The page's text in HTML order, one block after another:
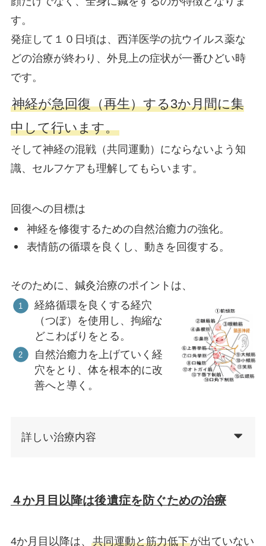
す。
発症して１０日頃は、西洋医学の抗ウイルス薬な
どの治療が終わり、外見上の症状が一番ひどい時
です。
神経が急回復（再生）する3か月間に集
中して行います。
そして神経の混戦（共同運動）にならないよう知
識、セルフケアも理解してもらいます。
回復への目標は
神経を修復するための自然治癒力の強化。
表情筋の循環を良くし、動きを回復する。
そのために、鍼灸治療のポイントは、
経絡循環を良くする経穴
（つぼ）を使用し、拘縮な
どこわばりをとる。
自然治癒力を上げていく経
穴をとり、体を根本的に改
善へと導く。
詳しい治療内容
４か月目以降は後遺症を防ぐための治療
4か月目以降は、 共同運動と筋力低下が出ていない